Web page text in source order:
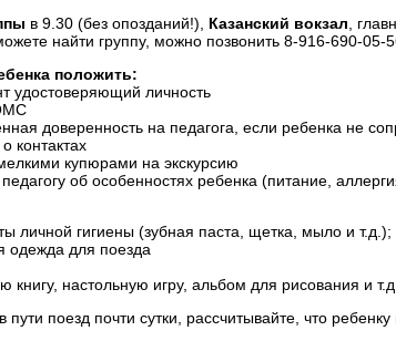
в 9.30 (без опозданий!), Казанский вокзал ,
найти группу, можно позвонить 8-916-690-05-
положить:
удостоверяющий личность
доверенность на педагога, если ребенка не
контактах
купюрами на экскурсию
об особенностях ребенка (питание,
личной гигиены (зубная паста, щетка, мыло и т.д.);
одежда для поезда
книгу, настольную игру, альбом для рисования и т.д.
пути поезд почти сутки, рассчитывайте, что